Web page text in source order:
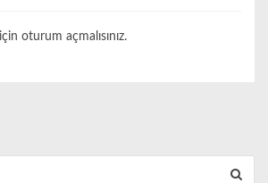
oturum açmalısınız.